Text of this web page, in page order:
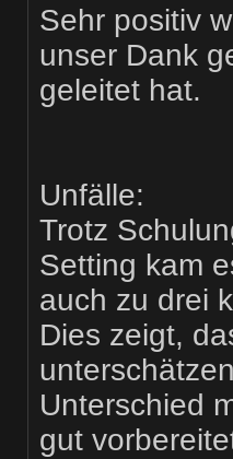
Sehr positiv
unser Dank
geleitet hat.
Unfälle:
Trotz
Setting kam
auch zu drei
Dies zeigt,
Unterschied
gut